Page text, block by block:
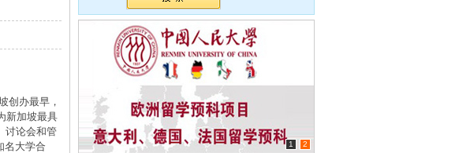
创办最早，
新加坡最具
讨论会和管
名大学合
1 2